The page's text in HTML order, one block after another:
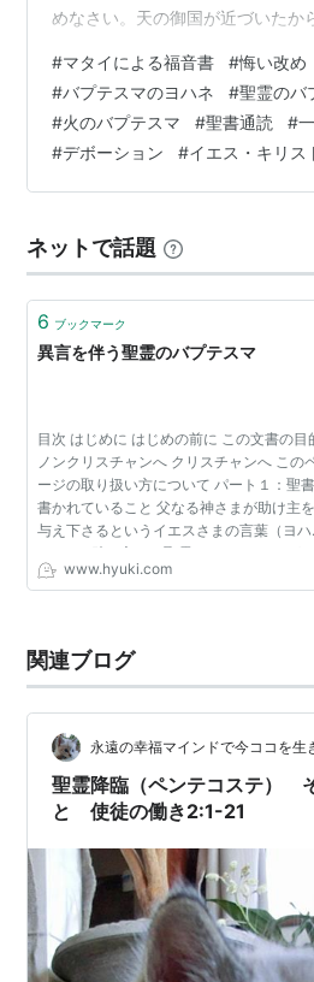
めなさい。天の御国が近づいたか
神の御国の王であるイエスが来ら
と裁きが、すぐ近くに迫っている
ザヤ40章3節の預言のとおり、ヨ
の道を備えました。主を迎えるた
改めです。 第二に、真の悔い改
#マタイによる福音書 #悔い改め
#バプテスマのヨハネ #聖霊のバ
#火のバプテスマ #聖書通読 #
#デボーション #イエス・キリス
ネットで話題
6 ブックマーク
異言を伴う聖霊のバプテスマ
目次 はじめに はじめの前に この文書の目
ノンクリスチャンへ クリスチャンへ この
ージの取り扱い方について パート１：聖
書かれていること 父なる神さまが助け主
与え下さるというイエスさまの言葉（ヨハ
14:16） 助け主とは聖霊さまであるというイ
エスさまの言葉（ヨハネ14:26） 聖霊を受け
www.hyuki.com
関連ブログ
永遠の幸福マインドで今ココを生
聖霊降臨（ペンテコステ）
と 使徒の働き2:1-21